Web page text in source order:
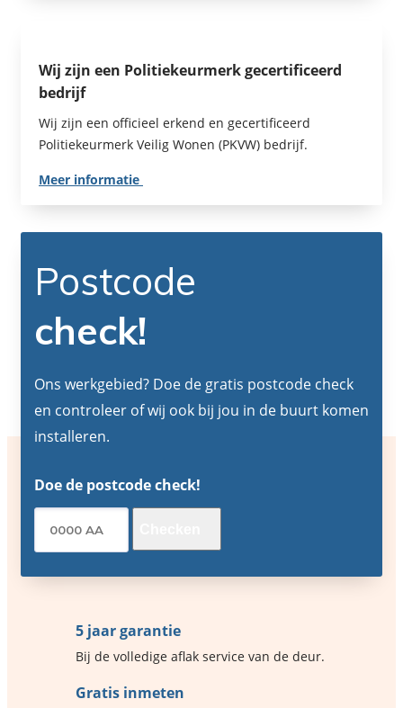
Wij zijn een Politiekeurmerk gecertificeerd
bedrijf
Wij zijn een officieel erkend en gecertificeerd
Politiekeurmerk Veilig Wonen (PKVW) bedrijf.
Meer informatie
Postcode
check!
Ons werkgebied? Doe de gratis postcode check
en controleer of wij ook bij jou in de buurt komen
installeren.
Doe de postcode check!
5 jaar garantie
Bij de volledige aflak service van de deur.
Gratis inmeten